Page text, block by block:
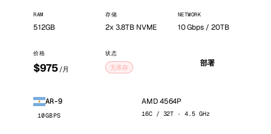
RAM
512GB
存储
2x 3.8TB NVME
NETWORK
10 Gbps / 20TB
价格
$975 /月
状态
无库存 部署
AR-9
10GBPS
AMD 4564P
16C / 32T · 4.5 GHz